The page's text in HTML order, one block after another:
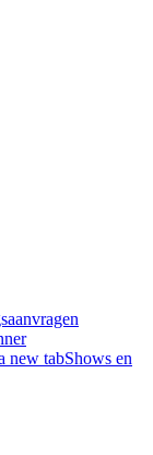
new tabShows en